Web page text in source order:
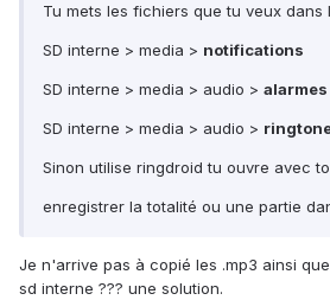
Tu mets les fichiers que tu veux dans
SD interne > media > notifications
SD interne > media > audio > alarmes
SD interne > media > audio >
Sinon utilise ringdroid tu ouvre avec
enregistrer la totalité ou une partie
Je n'arrive pas à copié les .mp3 ainsi
sd interne ??? une solution.